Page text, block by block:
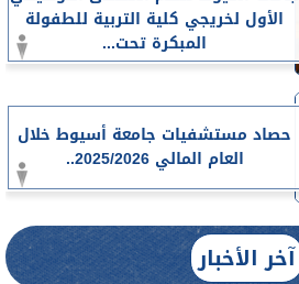
الأول لخريجي كلية التربية للطفولة
المبكرة تحت...
حصاد مستشفيات جامعة أسيوط خلال
العام المالي 2025/2026..
آخر الأخبار